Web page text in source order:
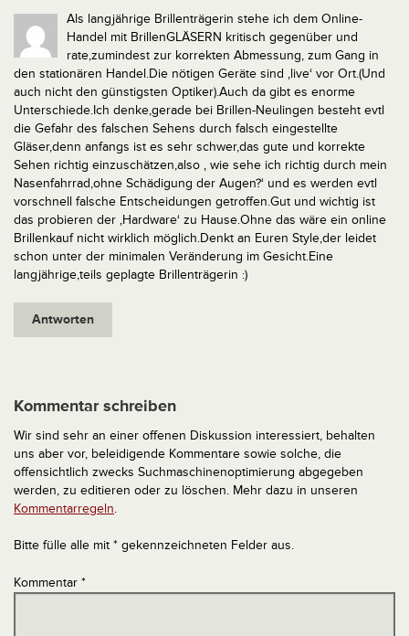
Als langjährige Brillenträgerin stehe ich dem Online-
Handel mit BrillenGLÄSERN kritisch gegenüber und
rate,zumindest zur korrekten Abmessung, zum Gang in
den stationären Handel.Die nötigen Geräte sind ‚live‘ vor Ort.(Und
auch nicht den günstigsten Optiker).Auch da gibt es enorme
Unterschiede.Ich denke,gerade bei Brillen-Neulingen besteht evtl
die Gefahr des falschen Sehens durch falsch eingestellte
Gläser,denn anfangs ist es sehr schwer,das gute und korrekte
Sehen richtig einzuschätzen,also ‚ wie sehe ich richtig durch mein
Nasenfahrrad,ohne Schädigung der Augen?‘ und es werden evtl
vorschnell falsche Entscheidungen getroffen.Gut und wichtig ist
das probieren der ‚Hardware‘ zu Hause.Ohne das wäre ein online
Brillenkauf nicht wirklich möglich.Denkt an Euren Style,der leidet
schon unter der minimalen Veränderung im Gesicht.Eine
langjährige,teils geplagte Brillenträgerin :)
Antworten
Kommentar schreiben
Wir sind sehr an einer offenen Diskussion interessiert, behalten
uns aber vor, beleidigende Kommentare sowie solche, die
offensichtlich zwecks Suchmaschinenoptimierung abgegeben
werden, zu editieren oder zu löschen. Mehr dazu in unseren
Kommentarregeln.
Bitte fülle alle mit * gekennzeichneten Felder aus.
Kommentar *